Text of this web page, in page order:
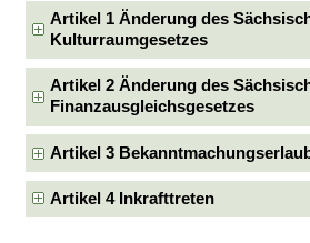
Artikel 1 Änderung des
Kulturraumgesetzes
Artikel 2 Änderung des
Finanzausgleichsgesetzes
Artikel 3
Artikel 4 Inkrafttreten